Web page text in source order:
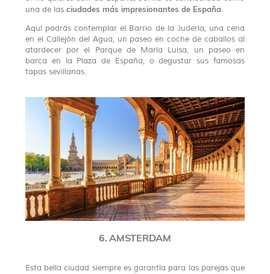
una de las ciudades más impresionantes de España.
Aquí podrás contemplar el Barrio de la Judería, una cena
en el Callejón del Agua, un paseo en coche de caballos al
atardecer por el Parque de María Luisa, un paseo en
barca en la Plaza de España, o degustar sus famosas
tapas sevillanas.
6. AMSTERDAM
Esta bella ciudad siempre es garantía para las parejas que